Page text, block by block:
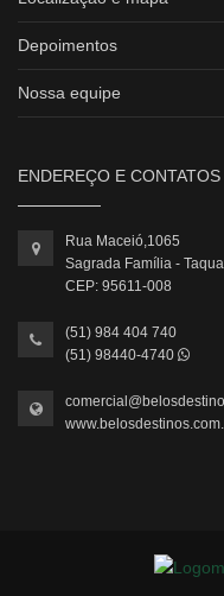
Depoimentos
Nossa equipe
ENDEREÇO E CONTATOS
Rua Maceió,1065
Sagrada Família -
CEP: 95611-008
(51) 984 404 740
(51) 98440-4740